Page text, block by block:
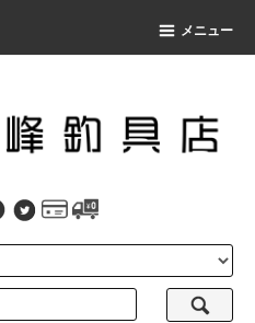
メニュー